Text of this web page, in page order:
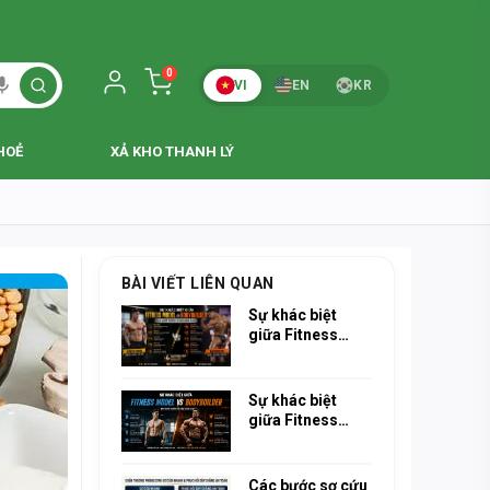
0
VI EN KR
XẢ KHO THANH LÝ
BÀI VIẾT LIÊN QUAN
Sự khác biệt
giữa Fitness
muốn hướng tới
vóc dáng nào?
Sự khác biệt
giữa Fitness
muốn hướng tới
Các bước sơ cứu